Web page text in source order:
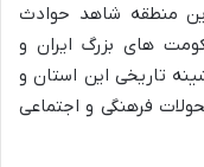
منطقه شاهد حوادث
های بزرگ ایران و
تاریخی این استان و
فرهنگی و اجتماعی